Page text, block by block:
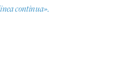
continua».